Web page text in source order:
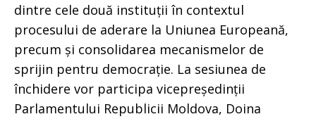
dintre cele două instituții în contextul
procesului de aderare la Uniunea Europeană,
precum și consolidarea mecanismelor de
sprijin pentru democrație. La sesiunea de
închidere vor participa vicepreședinții
Parlamentului Republicii Moldova, Doina